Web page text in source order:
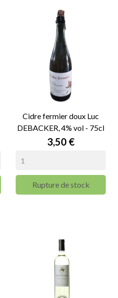
Cidre fermier doux Luc
DEBACKER, 4% vol - 75cl
Prix
3,50 €
Rupture de stock